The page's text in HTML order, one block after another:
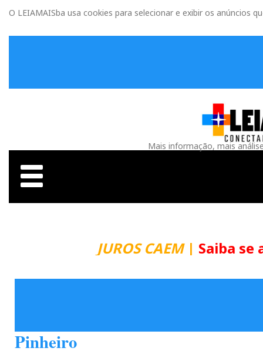
O LEIAMAISba usa cookies para selecionar e exibir os anúncios
Mais informação, mais
JUROS CAEM| Saiba se
Pinheiro